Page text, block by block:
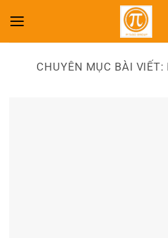
content
CHUYÊN MỤC BÀI VIẾT: